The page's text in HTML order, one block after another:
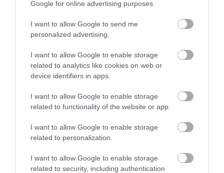
Google for online advertising purposes.
I want to allow Google to send me
personalized advertising.
I want to allow Google to enable storage
related to analytics like cookies on web or
device identifiers in apps.
I want to allow Google to enable storage
related to functionality of the website or app.
I want to allow Google to enable storage
related to personalization.
I want to allow Google to enable storage
related to security, including authentication
VISSZA A FŐOLDALRA
Legfrissebb híreink
AZ ENDODONCIÁBAN